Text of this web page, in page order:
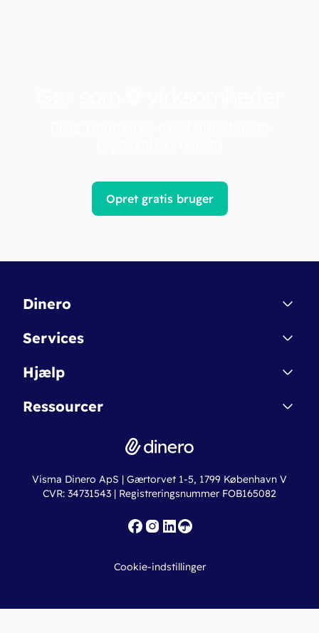
Opret gratis bruger
Dinero
Kontakt
Betingelser & Sikkerhed
Nye funktioner
Services
Dinero Starter
Dinero Pro
Erhvervslån
Fakturaskabeloner
Hjælp
Regnskabsordbogen
Online regnskabskurser
Ressourcer
Ny virksomhed
Iværksætterlegat
Visma Dinero ApS | Gærtorvet 1-5, 1799 København V
CVR: 34731543 | Registreringsnummer FOB165082
Cookie-indstillinger